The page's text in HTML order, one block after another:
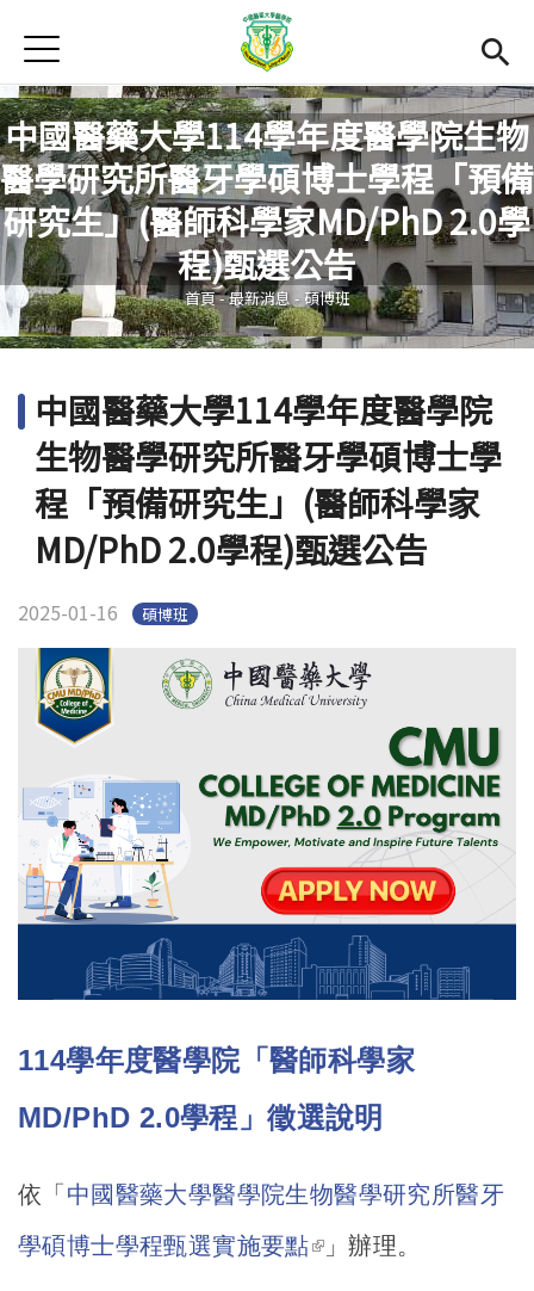
最新消息
Open submenu (關於本院)
關於本院
Open submenu (學院成員)
學院成員
學術單位
Open submenu (國際交流)
國際交流
雙語計畫(link is external)
En
Jump to Navigation
Jump to Main content
中國醫藥大學114學年度醫學院生物
醫學研究所醫牙學碩博士學程「預備
研究生」(醫師科學家MD/PhD 2.0學
程)甄選公告
您在這裡
首頁-最新消息- 碩博班
中國醫藥大學114學年度醫學院
生物醫學研究所醫牙學碩博士學
程「預備研究生」(醫師科學家
MD/PhD 2.0學程)甄選公告
2025-01-16 碩博班
114學年度醫學院「醫師科學家
MD/PhD 2.0學程」徵選說明
依「中國醫藥大學醫學院生物醫學研究所醫牙
學碩博士學程甄選實施要點(link is external)
」辦理。